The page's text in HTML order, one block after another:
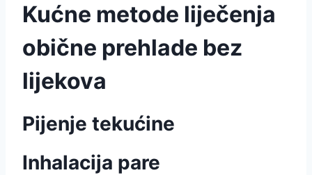
Kućne metode liječenja
obične prehlade bez
lijekova
Pijenje tekućine
Inhalacija pare